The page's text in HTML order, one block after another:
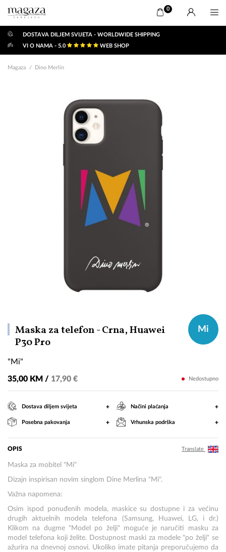
0
DOSTAVA DILJEM SVIJETA - WORLDWIDE SHIPPING
VI O NAMA - 5.0
WEB SHOP
Magaza Dino Merlin
Maska za telefon - Crna, Huawei
P30 Pro"Mi"
Mi
"Mi"
35,00 KM / 17,90 € Nedostupno
Dostava diljem svijeta + Načini plaćanja +
Posebna pakovanja + Vrhunska podrška +
OPIS Translate
Maska za mobitel "Mi"
Dizajn inspirisan novim singlom Dine Merlina "Mi".
Važna napomena:
Osim ispod ponuđenih modela, maskice su dostupne i za većinu
drugih aktuelnih modela telefona (Samsung, Huawei, LG, i dr.)
Klikom na dugme "Model po želji" moguće je naručiti masku za
model telefona koji želite. Dostupnost maski za modele "po želji" se
ažurira na dnevnoj osnovi. Ukoliko imate pitanja preporučujemo da